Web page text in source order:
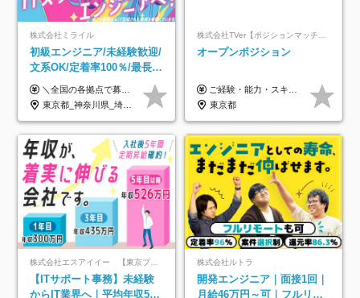
株式会社ミライル
初級エンジニア/未経験歓迎/
文系OK/定着率100％/最長1
年の自社ITスクール研修あ
り/年休130日
＼全国の各拠点で募集中！／ 給与は以下の通り、勤務地により異なります。 札幌：月給23万円～27万円 仙台：月給22万円～26万円 新潟：月給22万円～26万円 東京：月給26万円～30万円 大阪：月給24万円～29万円 福岡：月給23.5万円～27万円 沖縄：月給21万円～26万円 ◎給与は知識や経験を考慮して決定します。 ◎残業は別途全額支給します。 ◎試用期間12カ月あり（給与は以下の通りです。その他条件に変更はありません） （試用期間の給与） 札幌：月給18.6万円～ 仙台：月給19万円～ 新潟：月給18万円～ 東京：月給22万円～ 大阪：月給20.8万円～ 福岡：月給19万円～ 沖縄：月給18万円～
東京都_神奈川県_埼玉県_千葉県_大阪府_愛知県_北海道_青森県_岩手県_宮城県_秋田県_山形県_福島県_茨城県_栃木県_群馬県_新潟県_山梨県_長野県_富山県_石川県_福井県_静岡県_岐阜県_三重県_兵庫県_京都府_滋賀県_奈良県_和歌山県_広島県_岡山県_鳥取県_島根県_山口県_徳島県_香川県_愛媛県_高知県_福岡県_熊本県_佐賀県_長崎県_大分県_宮崎県_鹿児島県_沖縄県
株式会社TVer【ポジションマッチ登録】
オープンポジション
ご経験・能力・スキル等により、当社基準にて優遇・相談のうえ決定いたします。
東京都
株式会社エスアイイー 【東京プロマーケット上場】
【ITサポート事務】未経験
からIT業界へ｜平均年収517
株式会社ルトラ
開発エンジニア｜面接1回｜
月給46万円～可｜フルリモ